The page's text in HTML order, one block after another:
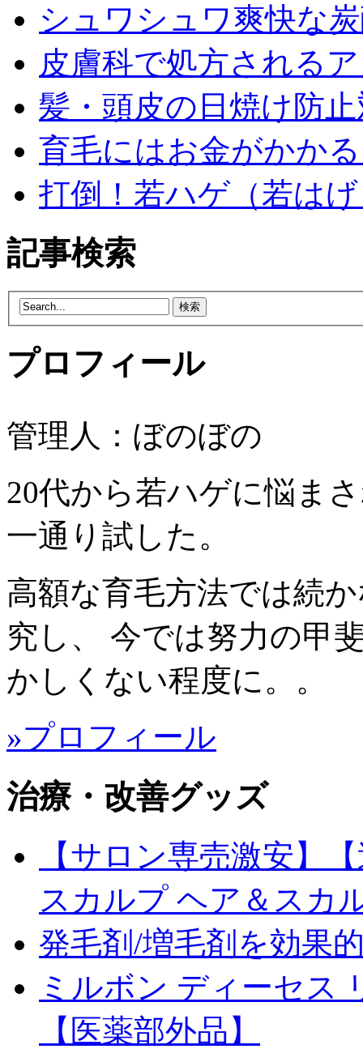
シュワシュワ爽快な
皮膚科で処方される
髪・頭皮の日焼け防
育毛にはお金がかか
打倒！若ハゲ（若は
記事検索
プロフィール
管理人：ぼのぼの
20代から若ハゲに悩ま
一通り試した。
高額な育毛方法では続
究し、 今では努力の甲
かしくない程度に。。
»プロフィール
治療・改善グッズ
【サロン専売激安】
スカルプ ヘア＆スカ
発毛剤/増毛剤を効果
ミルボン ディーセス
【医薬部外品】